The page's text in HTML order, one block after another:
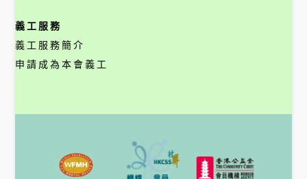
義工服務
義工服務簡介
申請成為本會義工